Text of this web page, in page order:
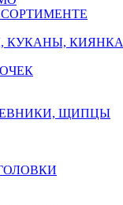
КУКАНЫ, КИЯНКА
ЩИПЦЫ